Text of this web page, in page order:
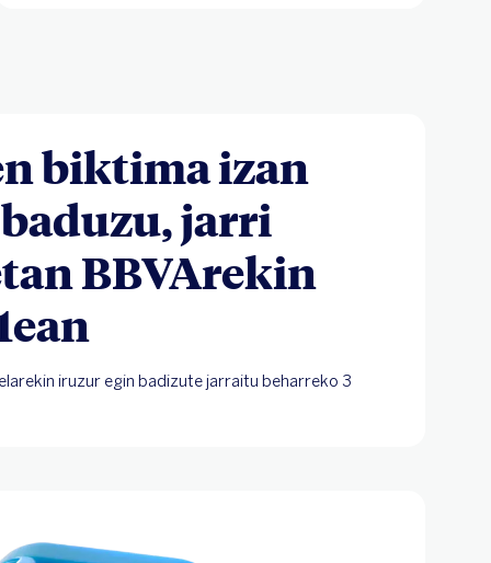
biktima izan
jarri
BBVArekin
iruzur egin badizute jarraitu beharreko 3